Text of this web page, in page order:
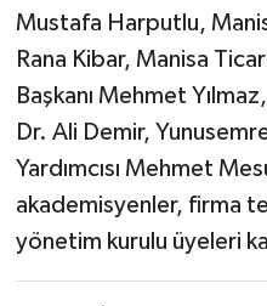
Mustafa Harputlu,
Rana Kibar, Manisa
Başkanı Mehmet
Dr. Ali Demir,
Yardımcısı Mehmet
akademisyenler, firma
yönetim kurulu üyeleri